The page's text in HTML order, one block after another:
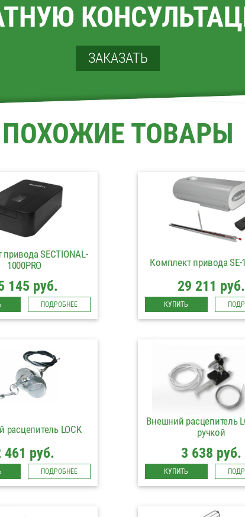
ЗАКАЗАТЬ
ПОХОЖИЕ ТОВАРЫ
SECTIONAL-
1000PRO
145 руб.
ПОДРОБНЕЕ
Комплект привода SE-
29 211 руб.
КУПИТЬ
расцепитель LOCK
461 руб.
ПОДРОБНЕЕ
Внешний расцепитель
ручкой
3 638 руб.
КУПИТЬ